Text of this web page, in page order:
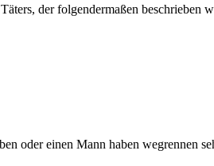
der folgendermaßen beschrieben
oder einen Mann haben wegrennen